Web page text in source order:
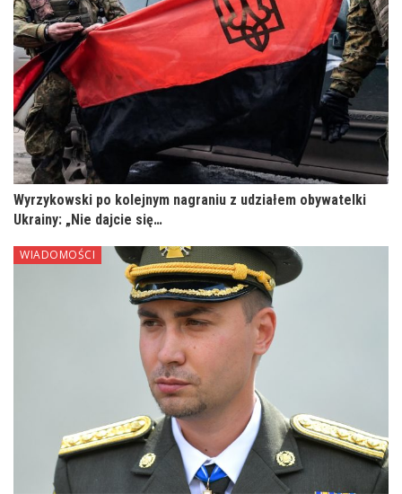
Wyrzykowski po kolejnym nagraniu z udziałem obywatelki
Ukrainy: „Nie dajcie się…
WIADOMOŚCI